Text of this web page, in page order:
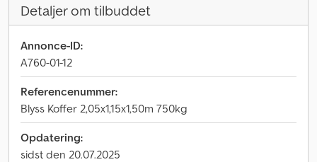
Detaljer om tilbuddet
Annonce-ID:
A760-01-12
Referencenummer:
Blyss Koffer 2,05x1,15x1,50m 750kg
Opdatering:
sidst den 20.07.2025